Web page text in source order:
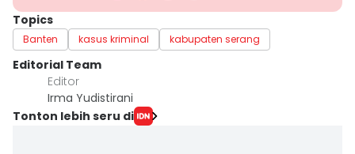
Topics
Banten kasus kriminal kabupaten serang
Editorial Team
Editor
Irma Yudistirani
Tonton lebih seru di